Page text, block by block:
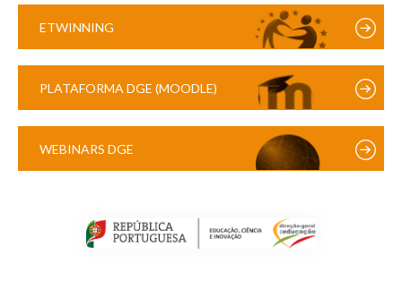
ETWINNING
PLATAFORMA DGE (MOODLE)
WEBINARS DGE